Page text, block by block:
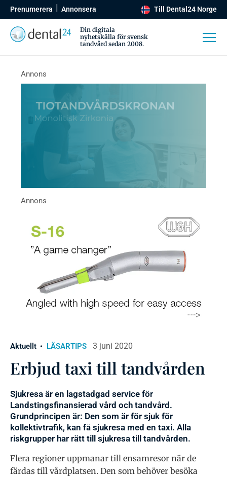
Prenumerera Annonsera Till Dental24 Norge
Din digitala
nyhetskälla för svensk
tandvård sedan 2008.
Aktuellt LÄSARTIPS 3 juni 2020
Erbjud taxi till tandvården
Sjukresa är en lagstadgad service för
Landstingsfinansierad vård och tandvård.
Grundprincipen är: Den som är för sjuk för
kollektivtrafik, kan få sjukresa med en taxi. Alla
riskgrupper har rätt till sjukresa till tandvården.
Flera regioner uppmanar till ensamresor när de
färdas till vårdplatsen. Den som behöver besöka